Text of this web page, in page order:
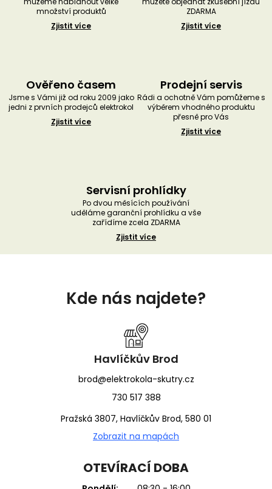
množství produktů
Zjistit více
ZDARMA
Zjistit více
Ověřeno časem
Jsme s Vámi již od roku 2009 jako
jedni z prvních prodejců elektrokol
Zjistit více
Prodejní servis
Rádi a ochotně Vám pomůžeme s
výběrem vhodného produktu
přesně pro Vás
Zjistit více
Servisní prohlídky
Po dvou měsících používání
uděláme garanční prohlídku a vše
zařídíme zcela ZDARMA
Zjistit více
Kde nás najdete?
Havlíčkův Brod
brod@elektrokola-skutry.cz
730 517 388
Pražská 3807, Havlíčkův Brod, 580 01
Zobrazit na mapách
OTEVÍRACÍ DOBA